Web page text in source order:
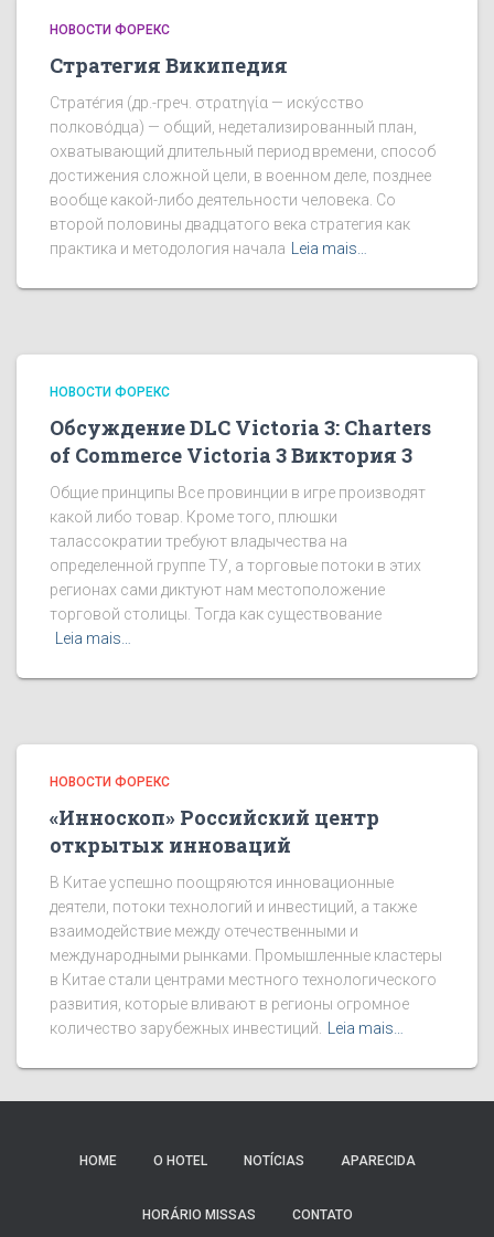
НОВОСТИ ФОРЕКС
Стратегия Википедия
Страте́гия (др.-греч. στρατηγία — иску́сство
полково́дца) — общий, недетализированный план,
охватывающий длительный период времени, способ
достижения сложной цели, в военном деле, позднее
вообще какой-либо деятельности человека. Со
второй половины двадцатого века стратегия как
практика и методология начала Leia mais…
НОВОСТИ ФОРЕКС
Обсуждение DLC Victoria 3: Charters
of Commerce Victoria 3 Виктория 3
Общие принципы Все провинции в игре производят
какой либо товар. Кроме того, плюшки
талассократии требуют владычества на
определенной группе ТУ, а торговые потоки в этих
регионах сами диктуют нам местоположение
торговой столицы. Тогда как существование
Leia mais…
НОВОСТИ ФОРЕКС
«Инноскоп» Российский центр
открытых инноваций
В Китае успешно поощряются инновационные
деятели, потоки технологий и инвестиций, а также
взаимодействие между отечественными и
международными рынками. Промышленные кластеры
в Китае стали центрами местного технологического
развития, которые вливают в регионы огромное
количество зарубежных инвестиций. Leia mais…
HOME O HOTEL NOTÍCIAS APARECIDA
HORÁRIO MISSAS CONTATO